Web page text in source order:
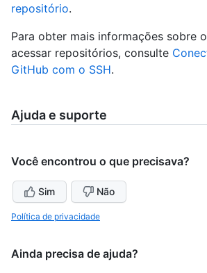
repositório.
Para obter mais informações sobre
acessar repositórios, consulte
GitHub com o SSH.
Ajuda e suporte
Você encontrou o que precisava?
Sim Não
Política de privacidade
Ainda precisa de ajuda?